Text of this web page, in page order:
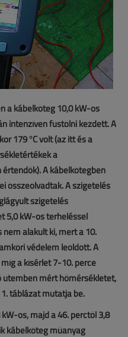
a kábelköteg 10,0 kW-os
intenzíven füstölni kezdett. A
179 °C volt (az itt és a
a
A kábelkötegben
összeolvadtak. A szigetelés
szigetelés
5,0 kW-os terheléssel
alakult ki, mert a 10.
védelem leoldott. A
a kísérlet 7-10. perce
ütemben mért hőmérsékletet,
táblázat mutatja be.
os, majd a 46. perctől 3,8
kábelköteg műanyag